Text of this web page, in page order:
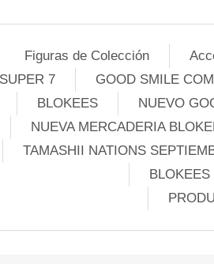
Figuras de Colección
SUPER 7
GOOD SMILE
BLOKEES
NUEVO
NUEVA MERCADERIA
TAMASHII NATIONS